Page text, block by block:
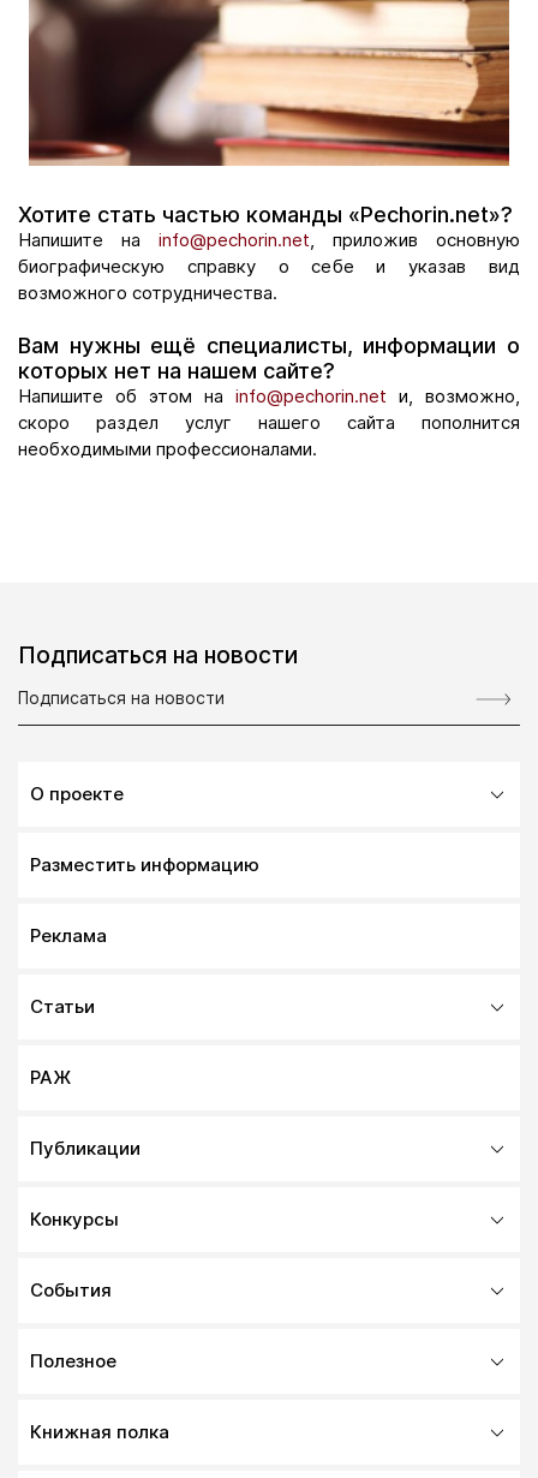
Хотите стать частью команды «Pechorin.net»?
Напишите на info@pechorin.net, приложив основную
биографическую справку о себе и указав вид
возможного сотрудничества.
Вам нужны ещё специалисты, информации о
которых нет на нашем сайте?
Напишите об этом на info@pechorin.net и, возможно,
скоро раздел услуг нашего сайта пополнится
необходимыми профессионалами.
Подписаться на новости
О проекте
Разместить информацию
Реклама
Статьи
РАЖ
Публикации
Конкурсы
События
Полезное
Книжная полка